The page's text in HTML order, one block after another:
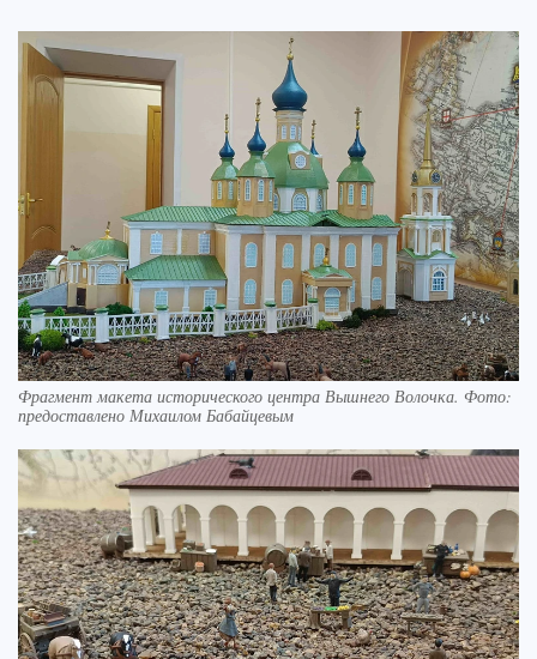
Фрагмент макета исторического центра Вышнего Волочка. Фото:
предоставлено Михаилом Бабайцевым